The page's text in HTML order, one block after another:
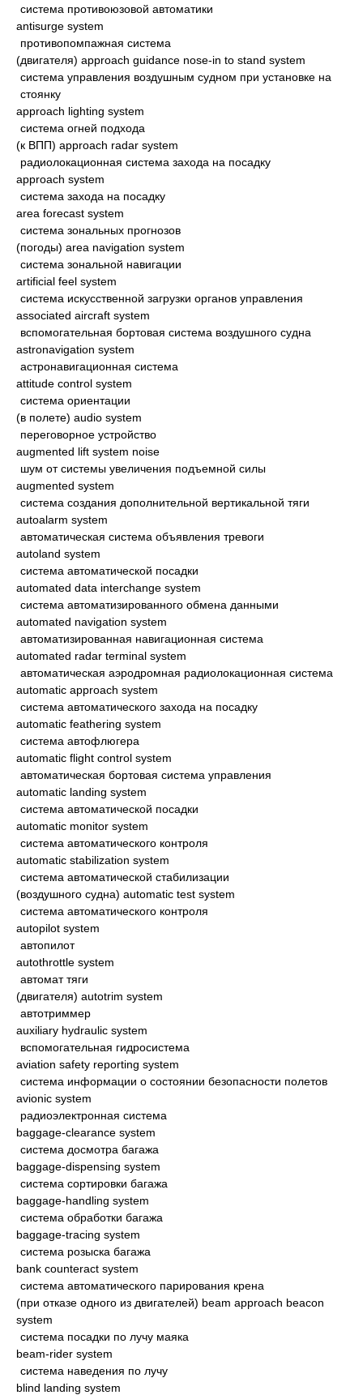
система противоюзовой автоматики
antisurge system
противопомпажная система
(двигателя) approach guidance nose-in to stand system
система управления воздушным судном при установке на
стоянку
approach lighting system
система огней подхода
(к ВПП) approach radar system
радиолокационная система захода на посадку
approach system
система захода на посадку
area forecast system
система зональных прогнозов
(погоды) area navigation system
система зональной навигации
artificial feel system
система искусственной загрузки органов управления
associated aircraft system
вспомогательная бортовая система воздушного судна
astronavigation system
астронавигационная система
attitude control system
система ориентации
(в полете) audio system
переговорное устройство
augmented lift system noise
шум от системы увеличения подъемной силы
augmented system
система создания дополнительной вертикальной тяги
autoalarm system
автоматическая система объявления тревоги
autoland system
система автоматической посадки
automated data interchange system
система автоматизированного обмена данными
automated navigation system
автоматизированная навигационная система
automated radar terminal system
автоматическая аэродромная радиолокационная система
automatic approach system
система автоматического захода на посадку
automatic feathering system
система автофлюгера
automatic flight control system
автоматическая бортовая система управления
automatic landing system
система автоматической посадки
automatic monitor system
система автоматического контроля
automatic stabilization system
система автоматической стабилизации
(воздушного судна) automatic test system
система автоматического контроля
autopilot system
автопилот
autothrottle system
автомат тяги
(двигателя) autotrim system
автотриммер
auxiliary hydraulic system
вспомогательная гидросистема
aviation safety reporting system
система информации о состоянии безопасности полетов
avionic system
радиоэлектронная система
baggage-clearance system
система досмотра багажа
baggage-dispensing system
система сортировки багажа
baggage-handling system
система обработки багажа
baggage-tracing system
система розыска багажа
bank counteract system
система автоматического парирования крена
(при отказе одного из двигателей) beam approach beacon
system
система посадки по лучу маяка
beam-rider system
система наведения по лучу
blind landing system